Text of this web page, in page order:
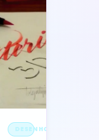
DESENHOS